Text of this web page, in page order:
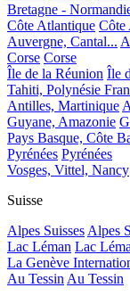
Bretagne -
Côte Atlantique Côte
Auvergne, Cantal...
Corse Corse
Île de la Réunion Île
Tahiti, Polynésie
Antilles, Martinique
Guyane, Amazonie
Pays Basque, Côte
Pyrénées Pyrénées
Vosges, Vittel, Nancy
Suisse
Alpes Suisses Alpes
Lac Léman Lac
La Genève
Au Tessin Au Tessin